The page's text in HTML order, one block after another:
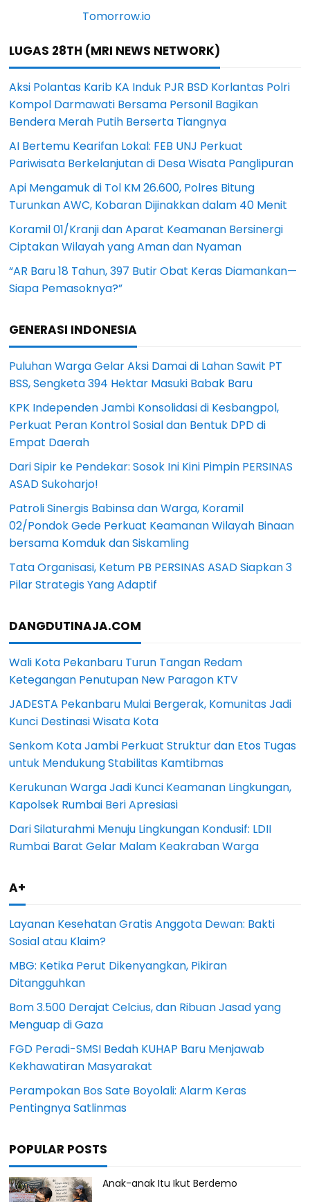
LUGAS 28TH (MRI NEWS NETWORK)
Aksi Polantas Karib KA Induk PJR BSD Korlantas Polri
Kompol Darmawati Bersama Personil Bagikan
Bendera Merah Putih Berserta Tiangnya
AI Bertemu Kearifan Lokal: FEB UNJ Perkuat
Pariwisata Berkelanjutan di Desa Wisata Panglipuran
Api Mengamuk di Tol KM 26.600, Polres Bitung
Turunkan AWC, Kobaran Dijinakkan dalam 40 Menit
Koramil 01/Kranji dan Aparat Keamanan Bersinergi
Ciptakan Wilayah yang Aman dan Nyaman
“AR Baru 18 Tahun, 397 Butir Obat Keras Diamankan—
Siapa Pemasoknya?”
GENERASI INDONESIA
Puluhan Warga Gelar Aksi Damai di Lahan Sawit PT
BSS, Sengketa 394 Hektar Masuki Babak Baru
KPK Independen Jambi Konsolidasi di Kesbangpol,
Perkuat Peran Kontrol Sosial dan Bentuk DPD di
Empat Daerah
Dari Sipir ke Pendekar: Sosok Ini Kini Pimpin PERSINAS
ASAD Sukoharjo!
Patroli Sinergis Babinsa dan Warga, Koramil
02/Pondok Gede Perkuat Keamanan Wilayah Binaan
bersama Komduk dan Siskamling
Tata Organisasi, Ketum PB PERSINAS ASAD Siapkan 3
Pilar Strategis Yang Adaptif
DANGDUTINAJA.COM
Wali Kota Pekanbaru Turun Tangan Redam
Ketegangan Penutupan New Paragon KTV
JADESTA Pekanbaru Mulai Bergerak, Komunitas Jadi
Kunci Destinasi Wisata Kota
Senkom Kota Jambi Perkuat Struktur dan Etos Tugas
untuk Mendukung Stabilitas Kamtibmas
Kerukunan Warga Jadi Kunci Keamanan Lingkungan,
Kapolsek Rumbai Beri Apresiasi
Dari Silaturahmi Menuju Lingkungan Kondusif: LDII
Rumbai Barat Gelar Malam Keakraban Warga
A+
Layanan Kesehatan Gratis Anggota Dewan: Bakti
Sosial atau Klaim?
MBG: Ketika Perut Dikenyangkan, Pikiran
Ditangguhkan
Bom 3.500 Derajat Celcius, dan Ribuan Jasad yang
Menguap di Gaza
FGD Peradi-SMSI Bedah KUHAP Baru Menjawab
Kekhawatiran Masyarakat
Perampokan Bos Sate Boyolali: Alarm Keras
Pentingnya Satlinmas
POPULAR POSTS
Anak-anak Itu Ikut Berdemo